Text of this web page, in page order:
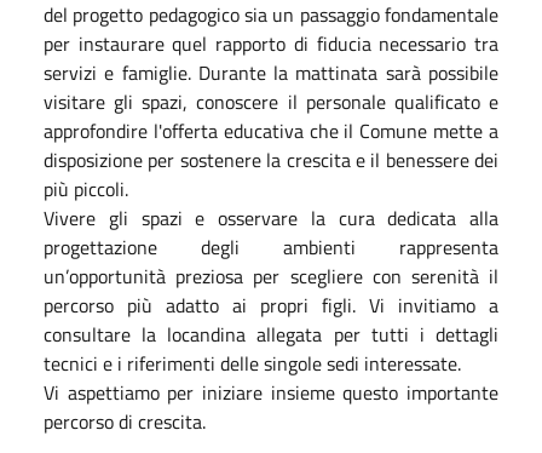
del progetto pedagogico sia un passaggio fondamentale
per instaurare quel rapporto di fiducia necessario tra
servizi e famiglie. Durante la mattinata sarà possibile
visitare gli spazi, conoscere il personale qualificato e
approfondire l'offerta educativa che il Comune mette a
disposizione per sostenere la crescita e il benessere dei
più piccoli.
Vivere gli spazi e osservare la cura dedicata alla
progettazione degli ambienti rappresenta
un’opportunità preziosa per scegliere con serenità il
percorso più adatto ai propri figli. Vi invitiamo a
consultare la locandina allegata per tutti i dettagli
tecnici e i riferimenti delle singole sedi interessate.
Vi aspettiamo per iniziare insieme questo importante
percorso di crescita.